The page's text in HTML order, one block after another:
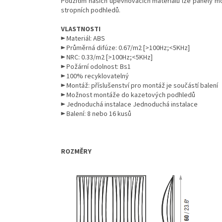
stropních podhledů.
VLASTNOSTI
► Materiál: ABS
►Průměrná difúze: 0.67/m2 [>100Hz;<5KHz]
► NRC: 0.33/m2 [>100Hz;<5KHz]
► Požární odolnost: Bs1
► 100% recyklovatelný
► Montáž: příslušenství pro montáž je součástí balení
► Možnost montáže do kazetových podhledů
► Jednoduchá instalace Jednoduchá instalace
► Balení: 8 nebo 16 kusů
ROZMĚRY